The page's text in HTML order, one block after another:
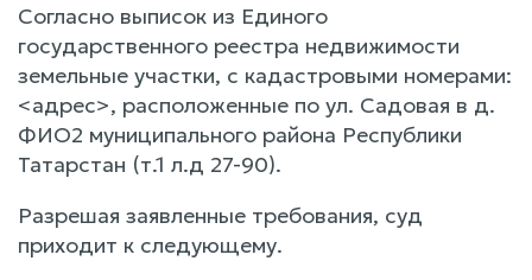
Согласно выписок из Единого
государственного реестра недвижимости
земельные участки, с кадастровыми номерами:
<адрес>, расположенные по yл. Садовая в д.
ФИО2 муниципального района Республики
Татарстан (т.1 л.д 27-90).
Разрешая заявленные требования, суд
приходит к следующему.